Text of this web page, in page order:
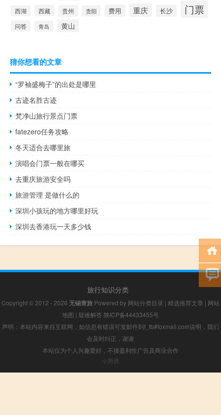
西湖 西藏 贵州 贵阳 费用 重庆 长沙 门票
问答 青岛 黄山
猜你想看的文章
“罗袖盛梅子”的出处是哪里
古迹名胜古迹
梵净山旅行景点门票
fatezero任务攻略
冬天适合去哪里旅
演唱会门票一般在哪买
去重庆旅游安全吗
旅游管理 是做什么的
深圳小孩玩的地方哪里好玩
深圳去香港玩一天多少钱
旅行知识分类
Copyright © 2012 - 2026 无锡青旅 Powered by 网站分类目录 | 精选推荐文章 | 网站
地图 | 疑难解答 陕ICP备44433455号
声明：本站内容来自互联网，如信息有错误可发邮件到f_fb#foxmail.com说明，我们
会及时纠正，谢谢
本站仅为个人兴趣爱好，不接盈利性广告及商业合作
小男孩